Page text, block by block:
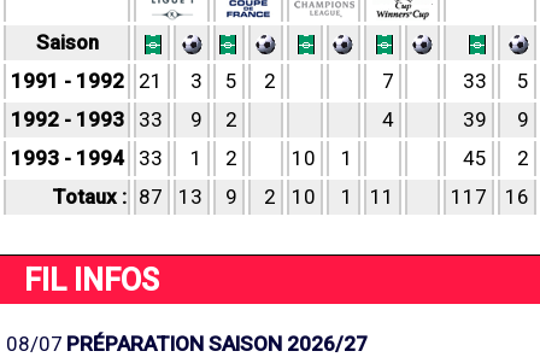
Saison
1991 - 1992
21 3 5 2 7 33
5
1992 - 1993
33 9 2 4 39
9
1993 - 1994
33 1 2 10 1 45
2
Totaux : 87 13 9 2 10 1 11 117 16
FIL INFOS
08/07 PRÉPARATION SAISON 2026/27